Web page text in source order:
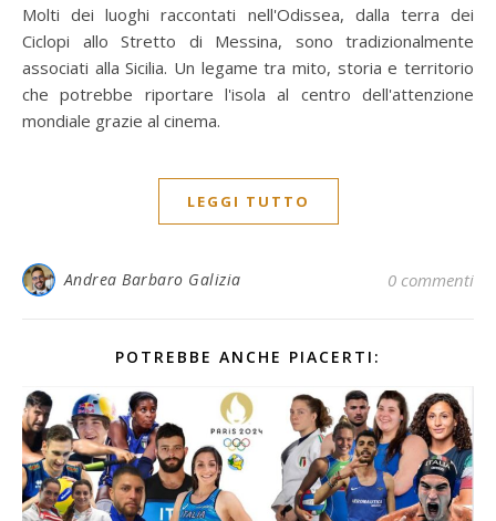
Molti dei luoghi raccontati nell'Odissea, dalla terra dei
Ciclopi allo Stretto di Messina, sono tradizionalmente
associati alla Sicilia. Un legame tra mito, storia e territorio
che potrebbe riportare l'isola al centro dell'attenzione
mondiale grazie al cinema.
LEGGI TUTTO
Andrea Barbaro Galizia 0 commenti
POTREBBE ANCHE PIACERTI: